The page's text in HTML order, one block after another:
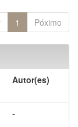
1 Póximo
Autor(es)
-